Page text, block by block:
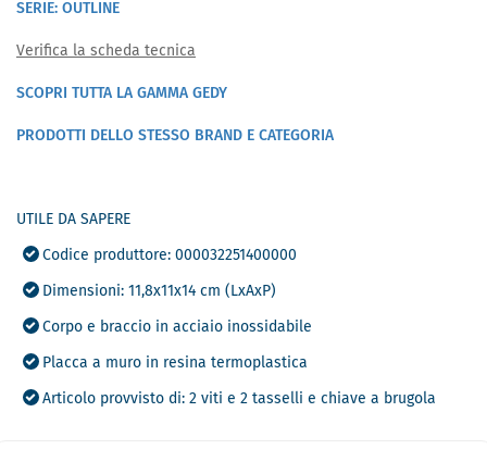
SERIE: OUTLINE
Verifica la scheda tecnica
SCOPRI TUTTA LA GAMMA GEDY
PRODOTTI DELLO STESSO BRAND E CATEGORIA
UTILE DA SAPERE
Codice produttore: 000032251400000
Dimensioni: 11,8x11x14 cm (LxAxP)
Corpo e braccio in acciaio inossidabile
Placca a muro in resina termoplastica
Articolo provvisto di: 2 viti e 2 tasselli e chiave a brugola